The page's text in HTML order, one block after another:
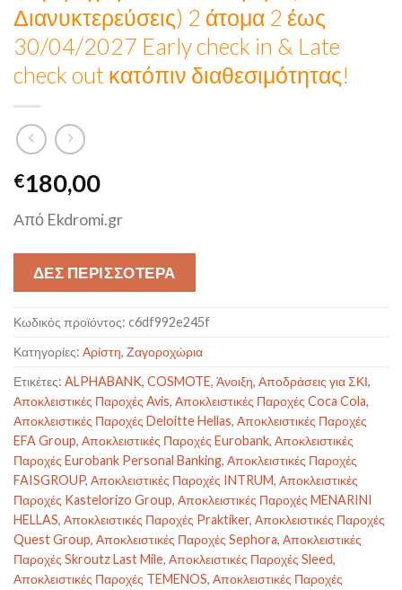
Διανυκτερεύσεις) 2 άτομα 2 έως
30/04/2027 Early check in & Late
check out κατόπιν διαθεσιμότητας!
€180,00
Από Ekdromi.gr
ΔΕΣ ΠΕΡΙΣΣΟΤΕΡΑ
Κωδικός προϊόντος: c6df992e245f
Κατηγορίες: Αρίστη, Ζαγοροχώρια
Ετικέτες: ALPHABANK, COSMOTE, Άνοιξη, Αποδράσεις για ΣΚΙ,
Αποκλειστικές Παροχές Avis, Αποκλειστικές Παροχές Coca Cola,
Αποκλειστικές Παροχές Deloitte Hellas, Αποκλειστικές Παροχές
EFA Group, Αποκλειστικές Παροχές Eurobank, Αποκλειστικές
Παροχές Eurobank Personal Banking, Αποκλειστικές Παροχές
FAISGROUP, Αποκλειστικές Παροχές INTRUM, Αποκλειστικές
Παροχές Kastelorizo Group, Αποκλειστικές Παροχές MENARINI
HELLAS, Αποκλειστικές Παροχές Praktiker, Αποκλειστικές Παροχές
Quest Group, Αποκλειστικές Παροχές Sephora, Αποκλειστικές
Παροχές Skroutz Last Mile, Αποκλειστικές Παροχές Sleed,
Αποκλειστικές Παροχές TEMENOS, Αποκλειστικές Παροχές